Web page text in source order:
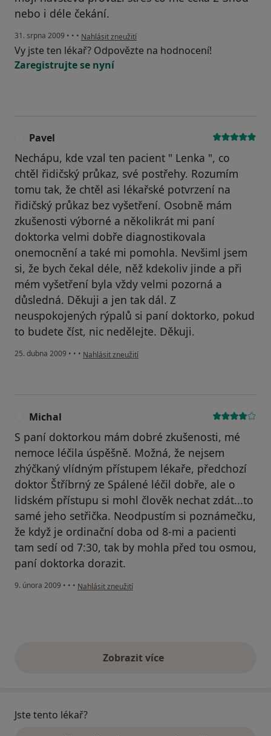
nebo i déle čekání.
31. srpna 2009 • • • podle názoru uživatele Ota
Nahlásit zneužití
Vy jste ten lékař? Odpovězte na hodnocení!
Zaregistrujte se nyní
Pavel
Nechápu, kde vzal ten pacient " Lenka ", co
chtěl řidičský průkaz, své postřehy. Rozumím
tomu tak, že chtěl asi lékařské potvrzení na
řidičský průkaz bez vyšetření. Osobně mám
zkušenosti výborné a několikrát mi paní
doktorka velmi dobře diagnostikovala
onemocnění a také mi pomohla. Nevšiml jsem
si, že bych čekal déle, něž kdekoliv jinde a při
mém vyšetření byla vždy velmi pozorná a
důsledná. Děkuji a jen tak dál. Z
neuspokojených rýpalů si paní doktorko, pokud
to budete číst, nic nedělejte. Děkuji.
25. dubna 2009 • • • podle názoru uživatele Pavel
Nahlásit zneužití
Michal
S paní doktorkou mám dobré zkušenosti, mé
nemoce léčila úspěšně. Možná, že nejsem
zhýčkaný vlídným přístupem lékaře, předchozí
doktor Štříbrný ze Spálené léčil dobře, ale o
lidském přístupu si mohl člověk nechat zdát...to
samé jeho setřička. Neodpustím si poznámečku,
že když je ordinační doba od 8-mi a pacienti
tam sedí od 7:30, tak by mohla před tou osmou,
paní doktorka dorazit.
9. února 2009 • • • podle názoru uživatele Michal
Nahlásit zneužití
Zobrazit vícevýše uvedené názory
Jste tento lékař?